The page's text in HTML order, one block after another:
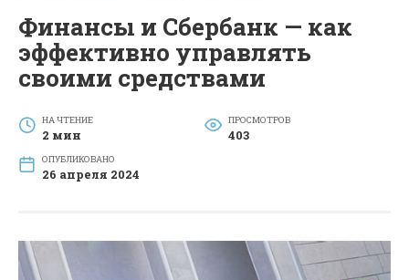
Финансы и Сбербанк — как
эффективно управлять
своими средствами
НА ЧТЕНИЕ
2 мин
ПРОСМОТРОВ
403
ОПУБЛИКОВАНО
26 апреля 2024